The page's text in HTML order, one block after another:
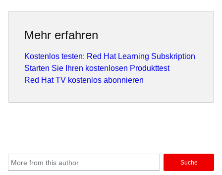
Mehr erfahren
Kostenlos testen: Red Hat Learning Subskription
Starten Sie Ihren kostenlosen Produkttest
Red Hat TV kostenlos abonnieren
Suche